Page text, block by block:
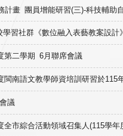
計畫 團員增能研習(三)-科技輔助
學習社群《數位融入表藝教案設計
第二學期 6月聯席會議
閩南語文教學師資培訓研習於115
議
全市綜合活動領域召集人(115學年